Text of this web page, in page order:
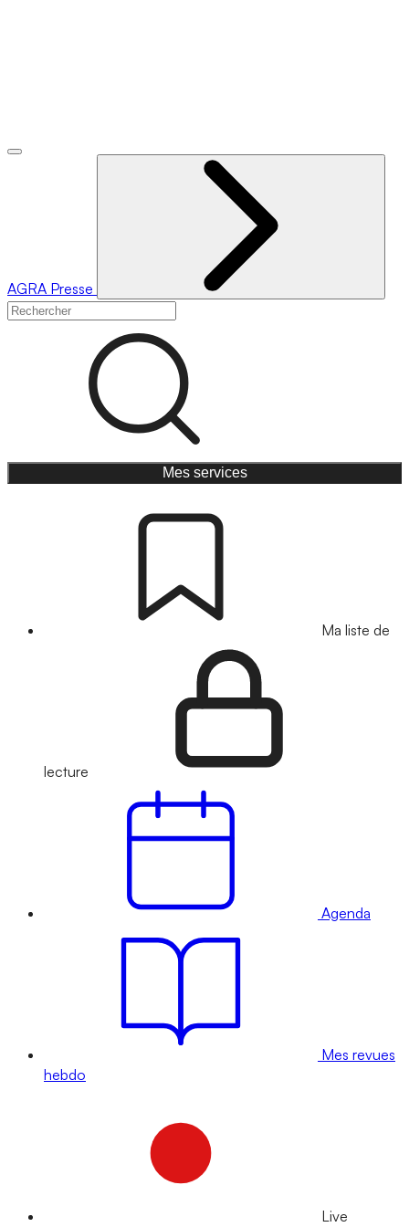
AGRA Presse
Mes services
Ma liste de
lecture
Agenda
Mes revues
hebdo
Live